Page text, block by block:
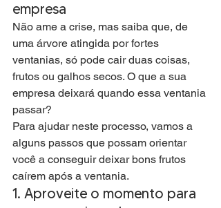
empresa
Não ame a crise, mas saiba que, de
uma árvore atingida por fortes
ventanias, só pode cair duas coisas,
frutos ou galhos secos. O que a sua
empresa deixará quando essa ventania
passar?
Para ajudar neste processo, vamos a
alguns passos que possam orientar
você a conseguir deixar bons frutos
caírem após a ventania.
1. Aproveite o momento para